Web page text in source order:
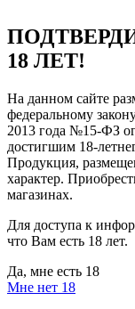
18 ЛЕТ!
На данном сайте
федеральному
2013 года №15-ФЗ
достигшим 18-
Продукция,
характер.
магазинах.
Для доступа к
что Вам есть 18 лет.
Да, мне есть 18
Мне нет 18